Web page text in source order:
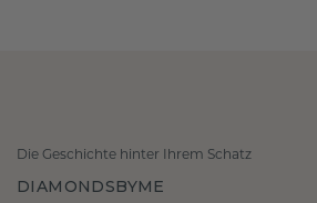
Die Geschichte hinter Ihrem Schatz
DIAMONDSBYME